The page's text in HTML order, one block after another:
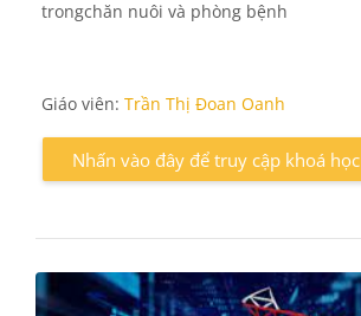
trongchăn nuôi và phòng bệnh
Giáo viên: Trần Thị Đoan Oanh
Nhấn vào đây để truy cập khoá học